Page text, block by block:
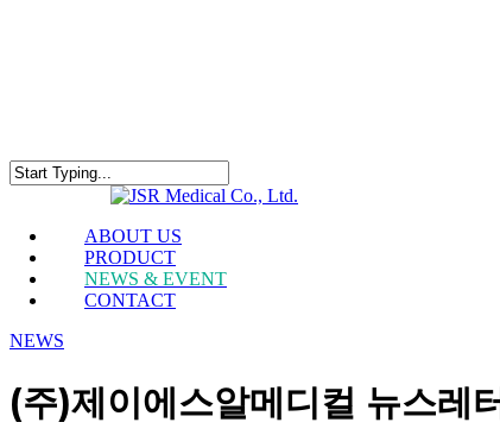
Menu
ABOUT US
PRODUCT
NEWS & EVENT
CONTACT
NEWS
(주)제이에스알메디컬 뉴스